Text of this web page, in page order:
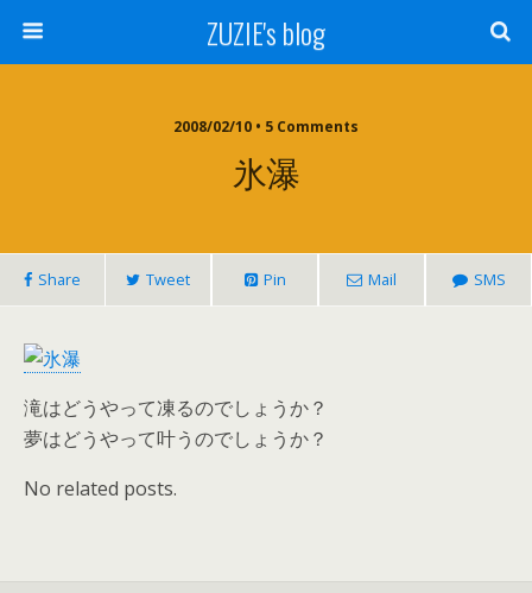
ZUZIE's blog
2008/02/10 • 5 Comments
氷瀑
Share Tweet Pin Mail SMS
滝はどうやって凍るのでしょうか？
夢はどうやって叶うのでしょうか？
No related posts.